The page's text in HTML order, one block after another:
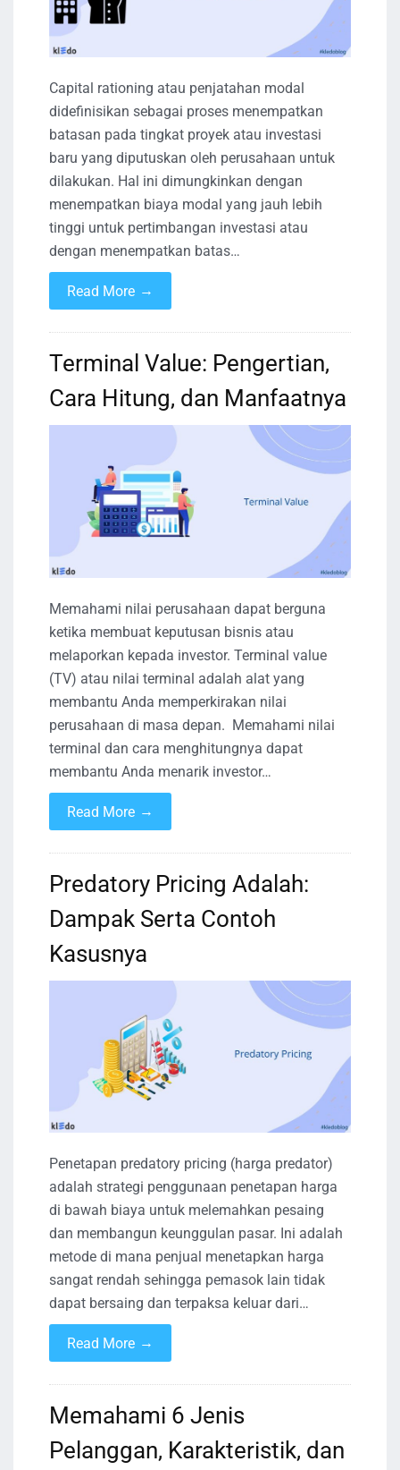
Capital rationing atau penjatahan modal
didefinisikan sebagai proses menempatkan
batasan pada tingkat proyek atau investasi
baru yang diputuskan oleh perusahaan untuk
dilakukan. Hal ini dimungkinkan dengan
menempatkan biaya modal yang jauh lebih
tinggi untuk pertimbangan investasi atau
dengan menempatkan batas…
Read More →
Terminal Value: Pengertian,
Cara Hitung, dan Manfaatnya
Memahami nilai perusahaan dapat berguna
ketika membuat keputusan bisnis atau
melaporkan kepada investor. Terminal value
(TV) atau nilai terminal adalah alat yang
membantu Anda memperkirakan nilai
perusahaan di masa depan. Memahami nilai
terminal dan cara menghitungnya dapat
membantu Anda menarik investor…
Read More →
Predatory Pricing Adalah:
Dampak Serta Contoh
Kasusnya
Penetapan predatory pricing (harga predator)
adalah strategi penggunaan penetapan harga
di bawah biaya untuk melemahkan pesaing
dan membangun keunggulan pasar. Ini adalah
metode di mana penjual menetapkan harga
sangat rendah sehingga pemasok lain tidak
dapat bersaing dan terpaksa keluar dari…
Read More →
Memahami 6 Jenis
Pelanggan, Karakteristik, dan